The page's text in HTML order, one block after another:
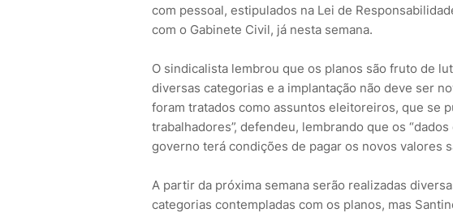
com pessoal, estipulados na Lei de
com o Gabinete Civil, já nesta semana.
O sindicalista lembrou que os planos são fruto de
diversas categorias e a implantação não deve ser
foram tratados como assuntos eleitoreiros, que se
trabalhadores”, defendeu, lembrando que os
governo terá condições de pagar os novos valores
A partir da próxima semana serão realizadas
categorias contempladas com os planos, mas